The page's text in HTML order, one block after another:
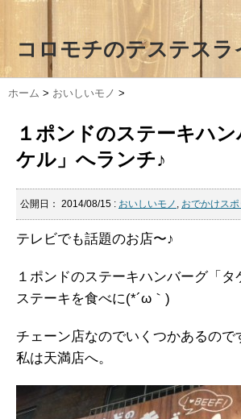
コロモチのテステスラ
ホーム > おいしいモノ >
１ポンドのステーキハン
ケル」へランチ♪
公開日： 2014/08/15 : おいしいモノ , おでかけスポ
テレビでも話題のお店〜♪
１ポンドのステーキハンバーグ「タ
ステーキを食べに(*´ω｀)
チェーン店なのでいくつかあるので
私は天満店へ。